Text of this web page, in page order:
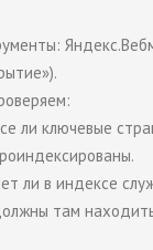
ли ключевые
ли в индексе
там